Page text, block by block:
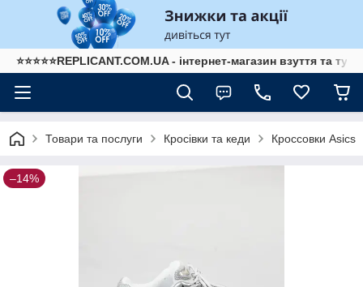
⭐⭐⭐⭐⭐REPLICANT.COM.UA - інтернет-магазин взуття та
Товари та послуги Кросівки та кеди Кроссовки Asics
–14%